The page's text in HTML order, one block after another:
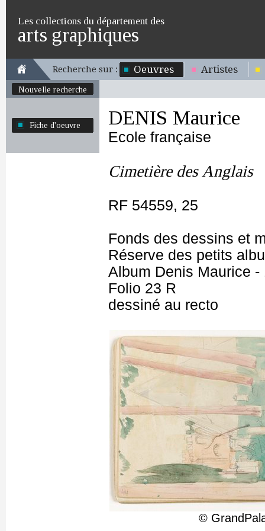
Les collections du département des
arts graphiques
Recherche sur : Oeuvres Artistes
Nouvelle recherche
Fiche d'oeuvre DENIS Maurice
Ecole française
Cimetière des Anglais
RF 54559, 25
Fonds des dessins et
Réserve des petits
Album Denis Maurice -
Folio 23 R
dessiné au recto
©